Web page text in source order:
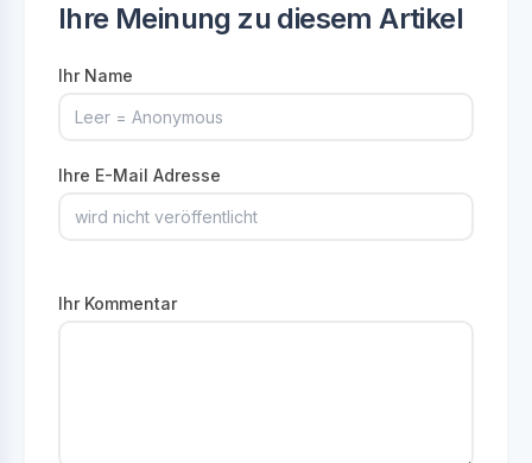
Ihre Meinung zu diesem Artikel
Ihr Name
Ihre E-Mail Adresse
Ihr Kommentar